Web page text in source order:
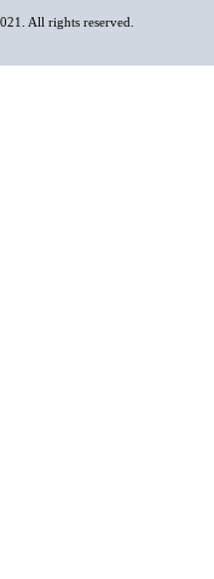
All rights reserved.